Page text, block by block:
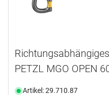
PETZL MGO OPEN
Artikel: 29.710.87